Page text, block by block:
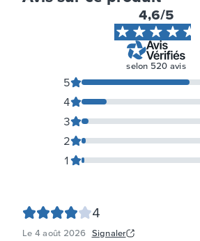
4,6/5
selon 520 avis
1
2
3
4
5
4
Le 4 août 2026 Signaler